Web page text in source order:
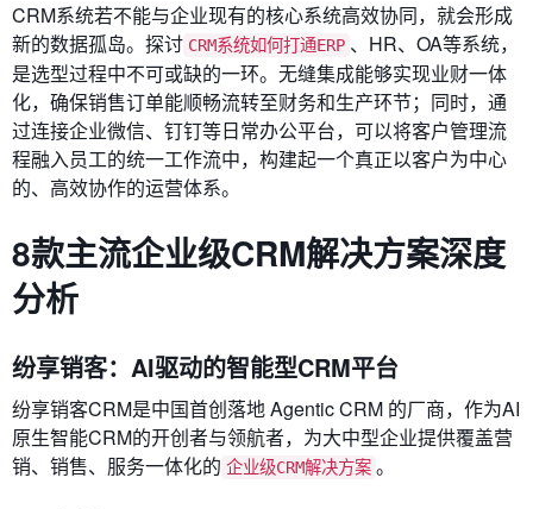
CRM系统若不能与企业现有的核心系统高效协同，就会形成
新的数据孤岛。探讨 CRM系统如何打通ERP 、HR、OA等系统，
是选型过程中不可或缺的一环。无缝集成能够实现业财一体
化，确保销售订单能顺畅流转至财务和生产环节；同时，通
过连接企业微信、钉钉等日常办公平台，可以将客户管理流
程融入员工的统一工作流中，构建起一个真正以客户为中心
的、高效协作的运营体系。
8款主流企业级CRM解决方案深度
分析
纷享销客：AI驱动的智能型CRM平台
纷享销客CRM是中国首创落地 Agentic CRM 的厂商，作为AI
原生智能CRM的开创者与领航者，为大中型企业提供覆盖营
销、销售、服务一体化的 企业级CRM解决方案 。